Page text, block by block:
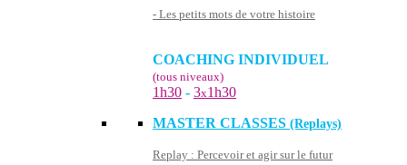
- Les petits mots de votre histoire
COACHING INDIVIDUEL
(tous niveaux)
1h30 - 3x1h30
MASTER CLASSES (Replays)
Replay : Percevoir et agir sur le futur